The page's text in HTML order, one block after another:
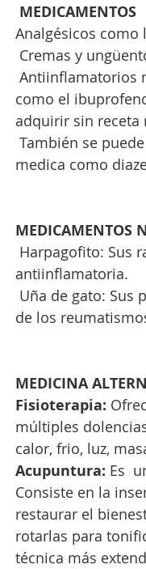
MEDICAMENTOS
Analgésicos como
Cremas y
como el
adquirir sin receta
medica como
MEDICAMENTOS
antiinflamatoria.
de los
MEDICINA
Fisioterapia:
múltiples
calor, frio, luz,
Acupuntura: Es
Consiste en la
restaurar el
rotarlas para
técnica más